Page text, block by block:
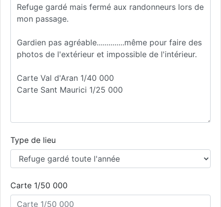
Type de lieu
Carte 1/50 000